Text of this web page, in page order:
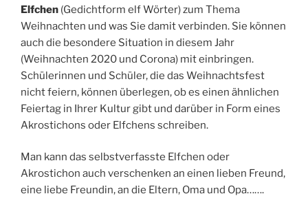
Elfchen (Gedichtform elf Wörter) zum Thema
Weihnachten und was Sie damit verbinden. Sie können
auch die besondere Situation in diesem Jahr
(Weihnachten 2020 und Corona) mit einbringen.
Schülerinnen und Schüler, die das Weihnachtsfest
nicht feiern, können überlegen, ob es einen ähnlichen
Feiertag in Ihrer Kultur gibt und darüber in Form eines
Akrostichons oder Elfchens schreiben.
Man kann das selbstverfasste Elfchen oder
Akrostichon auch verschenken an einen lieben Freund,
eine liebe Freundin, an die Eltern, Oma und Opa…….